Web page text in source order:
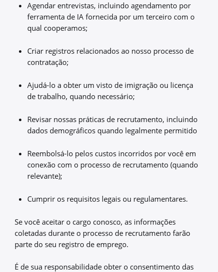
Agendar entrevistas, incluindo agendamento por
ferramenta de IA fornecida por um terceiro com o
qual cooperamos;
Criar registros relacionados ao nosso processo de
contratação;
Ajudá-lo a obter um visto de imigração ou licença
de trabalho, quando necessário;
Revisar nossas práticas de recrutamento, incluindo
dados demográficos quando legalmente permitido
Reembolsá-lo pelos custos incorridos por você em
conexão com o processo de recrutamento (quando
relevante);
Cumprir os requisitos legais ou regulamentares.
Se você aceitar o cargo conosco, as informações
coletadas durante o processo de recrutamento farão
parte do seu registro de emprego.
É de sua responsabilidade obter o consentimento das